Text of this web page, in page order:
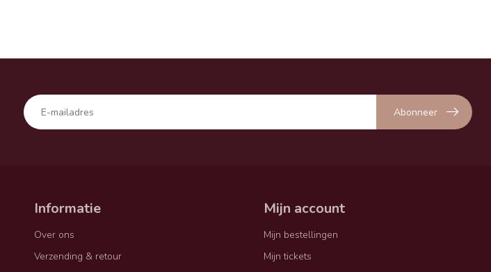
Abonneer
Informatie
Over ons
Verzending & retour
Mijn account
Mijn bestellingen
Mijn tickets